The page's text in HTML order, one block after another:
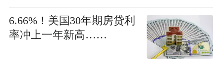
6.66%！美国30年期房贷利
率冲上一年新高……